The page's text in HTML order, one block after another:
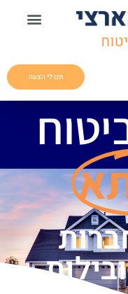
תנו לי הצעה